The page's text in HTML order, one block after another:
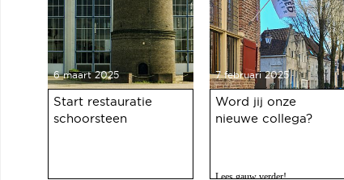
6 maart 2025
Start restauratie
schoorsteen
7 februari 2025
Word jij onze
nieuwe collega?
Lees gauw verder!